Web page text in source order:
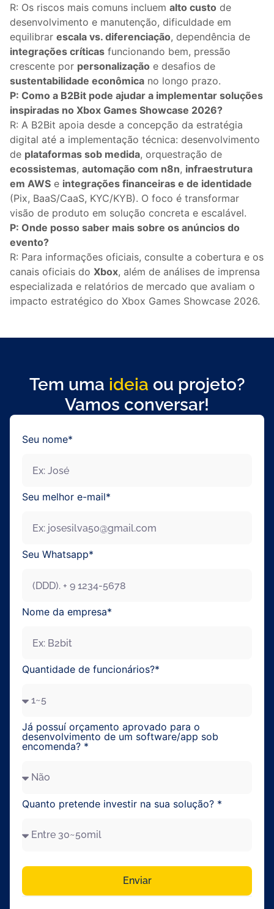
R: Os riscos mais comuns incluem alto custo de
desenvolvimento e manutenção, dificuldade em
equilibrar escala vs. diferenciação, dependência de
integrações críticas funcionando bem, pressão
crescente por personalização e desafios de
sustentabilidade econômica no longo prazo.
P: Como a B2Bit pode ajudar a implementar soluções
inspiradas no Xbox Games Showcase 2026?
R: A B2Bit apoia desde a concepção da estratégia
digital até a implementação técnica: desenvolvimento
de plataformas sob medida, orquestração de
ecossistemas, automação com n8n, infraestrutura
em AWS e integrações financeiras e de identidade
(Pix, BaaS/CaaS, KYC/KYB). O foco é transformar
visão de produto em solução concreta e escalável.
P: Onde posso saber mais sobre os anúncios do
evento?
R: Para informações oficiais, consulte a cobertura e os
canais oficiais do Xbox, além de análises de imprensa
especializada e relatórios de mercado que avaliam o
impacto estratégico do Xbox Games Showcase 2026.
Tem uma ideia ou projeto?
Vamos conversar!
Seu nome*
Seu melhor e-mail*
Seu Whatsapp*
Nome da empresa*
Quantidade de funcionários?*
Já possuí orçamento aprovado para o
desenvolvimento de um software/app sob
encomenda? *
Quanto pretende investir na sua solução? *
Enviar